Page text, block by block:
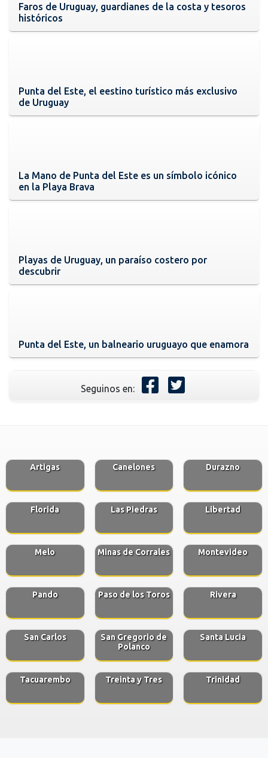
Faros de Uruguay, guardianes de la costa y tesoros
históricos
Punta del Este, el eestino turístico más exclusivo
de Uruguay
La Mano de Punta del Este es un símbolo icónico
en la Playa Brava
Playas de Uruguay, un paraíso costero por
descubrir
Punta del Este, un balneario uruguayo que enamora
Seguinos en:
Artigas Canelones Durazno
Florida Las Piedras Libertad
Melo Minas de Corrales Montevideo
Pando Paso de los Toros Rivera
San Carlos
San Gregorio de
Polanco
Santa Lucia
Tacuarembo Treinta y Tres Trinidad